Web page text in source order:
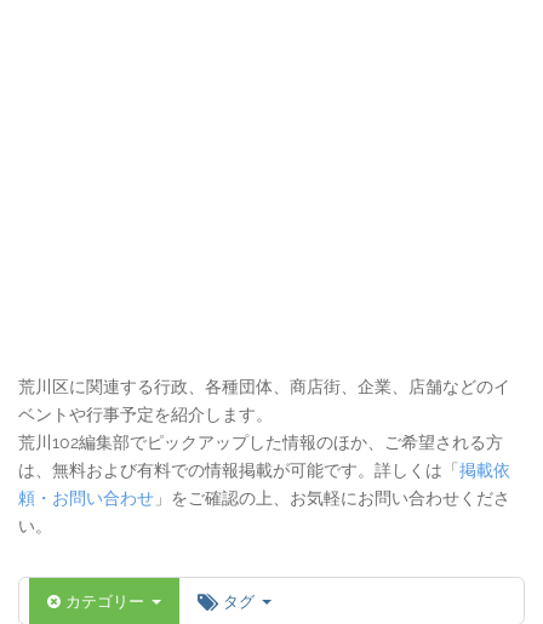
荒川区に関連する行政、各種団体、商店街、企業、店舗などのイ
ベントや行事予定を紹介します。
荒川102編集部でピックアップした情報のほか、ご希望される方
は、無料および有料での情報掲載が可能です。詳しくは「 掲載依
頼・お問い合わせ 」をご確認の上、お気軽にお問い合わせくださ
い。
カテゴリー タグ